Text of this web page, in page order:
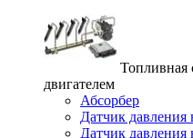
Топливная
двигателем
Абсорбер
Датчик давления
Датчик давления